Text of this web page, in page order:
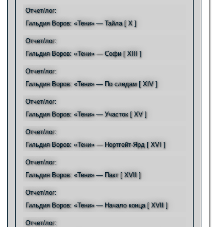
Отчет/лог:
Гильдия Воров: «Тени» — Тайла [ X ]
Отчет/лог:
Гильдия Воров: «Тени» — Софи [ XIII ]
Отчет/лог:
Гильдия Воров: «Тени» — По следам [ XIV ]
Отчет/лог:
Гильдия Воров: «Тени» — Участок [ XV ]
Отчет/лог:
Гильдия Воров: «Тени» — Нортгейт-Ярд [ XVI ]
Отчет/лог:
Гильдия Воров: «Тени» — Пакт [ XVII ]
Отчет/лог:
Гильдия Воров: «Тени» — Начало конца [ XVII ]
Отчет/лог: